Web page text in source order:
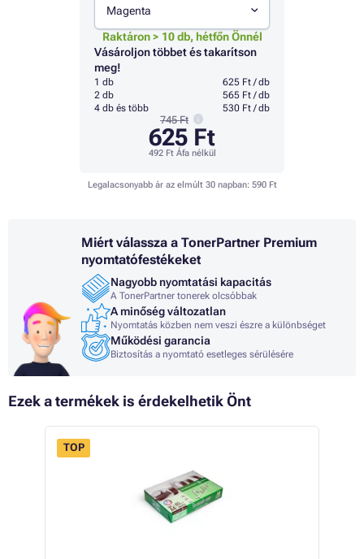
Magenta
Raktáron > 10 db, hétfőn Önnél
Vásároljon többet és takarítson
meg!
1 db
625 Ft / db
2 db
565 Ft / db
4 db és több
530 Ft / db
745 Ft
625 Ft
492 FtÁfa nélkül
Legalacsonyabb ár az elmúlt 30 napban: 590 Ft
Miért válassza a TonerPartner Premium
nyomtatófestékeket
Nagyobb nyomtatási kapacitás
A TonerPartner tonerek olcsóbbak
A minőség változatlan
Nyomtatás közben nem veszi észre a különbséget
Működési garancia
Biztosítás a nyomtató esetleges sérülésére
Ezek a termékek is érdekelhetik Önt
TOP